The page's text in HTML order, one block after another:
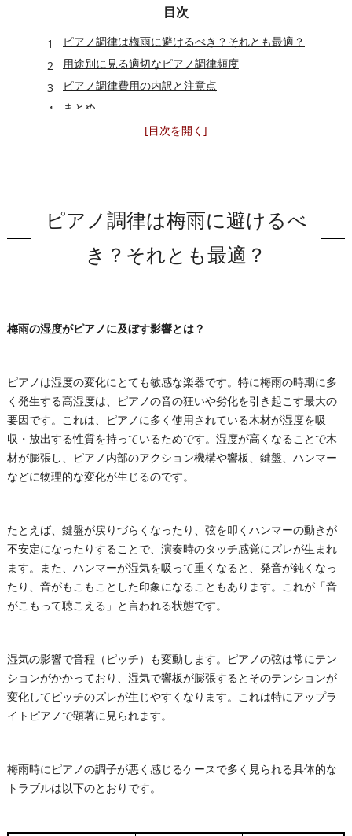
目次
ピアノ調律は梅雨に避けるべき？それとも最適？
用途別に見る適切なピアノ調律頻度
ピアノ調律費用の内訳と注意点
まとめ
ピアノ調律は梅雨に避けるべ
き？それとも最適？
梅雨の湿度がピアノに及ぼす影響とは？
ピアノは湿度の変化にとても敏感な楽器です。特に梅雨の時期に多
く発生する高湿度は、ピアノの音の狂いや劣化を引き起こす最大の
要因です。これは、ピアノに多く使用されている木材が湿度を吸
収・放出する性質を持っているためです。湿度が高くなることで木
材が膨張し、ピアノ内部のアクション機構や響板、鍵盤、ハンマー
などに物理的な変化が生じるのです。
たとえば、鍵盤が戻りづらくなったり、弦を叩くハンマーの動きが
不安定になったりすることで、演奏時のタッチ感覚にズレが生まれ
ます。また、ハンマーが湿気を吸って重くなると、発音が鈍くなっ
たり、音がもこもことした印象になることもあります。これが「音
がこもって聴こえる」と言われる状態です。
湿気の影響で音程（ピッチ）も変動します。ピアノの弦は常にテン
ションがかかっており、湿気で響板が膨張するとそのテンションが
変化してピッチのズレが生じやすくなります。これは特にアップラ
イトピアノで顕著に見られます。
梅雨時にピアノの調子が悪く感じるケースで多く見られる具体的な
トラブルは以下のとおりです。